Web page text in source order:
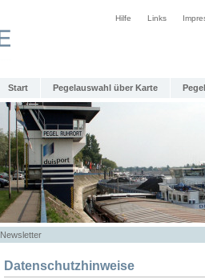
Hilfe Links
Start Pegelauswahl über Karte
Newsletter
Datenschutzhinweise